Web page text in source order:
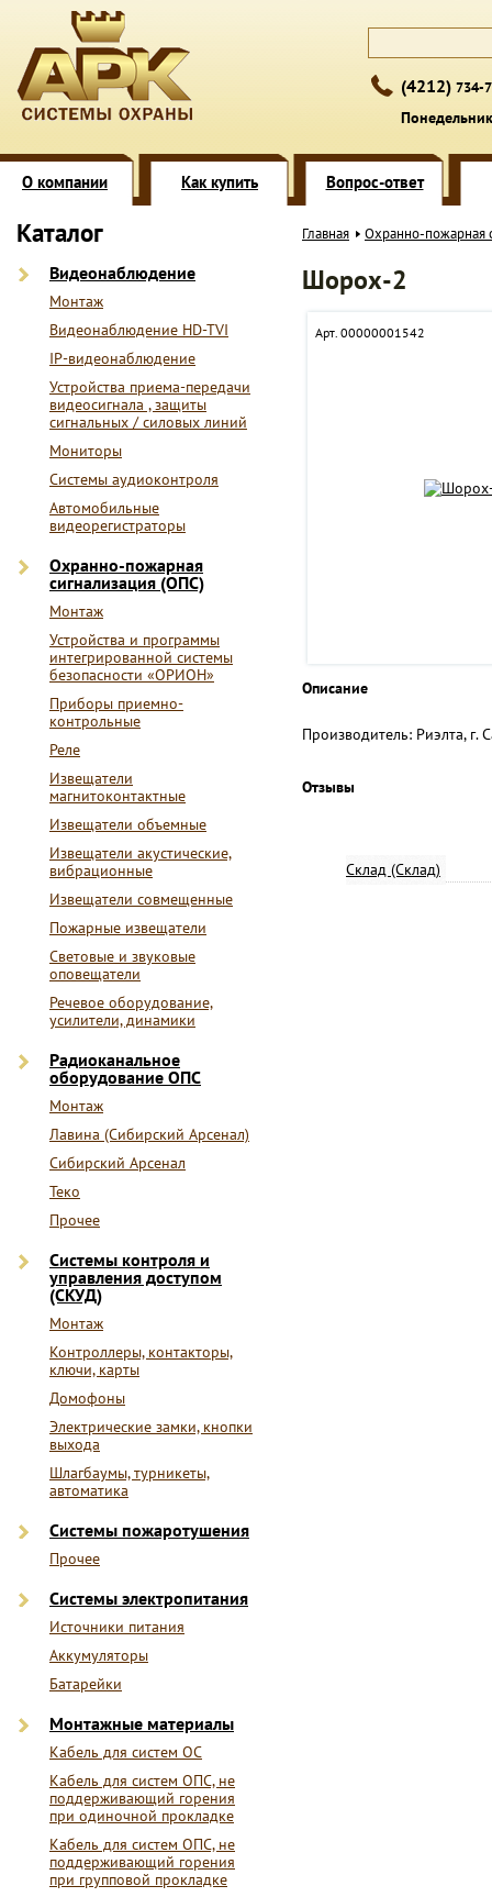
(4212) 734-
О компании Как купить Вопрос-ответ
Каталог
Видеонаблюдение
Монтаж
Видеонаблюдение HD-TVI
IP-видеонаблюдение
Устройства приема-передачи
видеосигнала , защиты
сигнальных / силовых линий
Мониторы
Системы аудиоконтроля
Автомобильные
видеорегистраторы
Охранно-пожарная
сигнализация (ОПС)
Монтаж
Устройства и программы
интегрированной системы
безопасности «ОРИОН»
Приборы приемно-
контрольные
Реле
Извещатели
магнитоконтактные
Извещатели объемные
Извещатели акустические,
вибрационные
Извещатели совмещенные
Пожарные извещатели
Световые и звуковые
оповещатели
Речевое оборудование,
усилители, динамики
Радиоканальное
оборудование ОПС
Монтаж
Лавина (Сибирский Арсенал)
Сибирский Арсенал
Теко
Прочее
Системы контроля и
управления доступом
(СКУД)
Монтаж
Контроллеры, контакторы,
ключи, карты
Домофоны
Электрические замки, кнопки
выхода
Шлагбаумы, турникеты,
автоматика
Системы пожаротушения
Прочее
Системы электропитания
Источники питания
Аккумуляторы
Батарейки
Монтажные материалы
Кабель для систем ОС
Кабель для систем ОПС, не
поддерживающий горения
при одиночной прокладке
Кабель для систем ОПС, не
поддерживающий горения
при групповой прокладке
Главная Охранно-пожарная
Шорох-2
Арт. 00000001542
Описание
Производитель: Риэлта, г.
Отзывы
Склад (Склад)